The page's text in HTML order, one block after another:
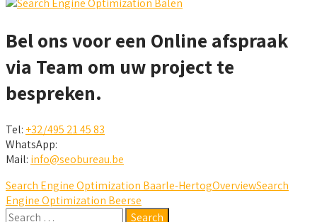
Bel ons voor een Online afspraak
via Team om uw project te
bespreken.
Tel: +32/495 21 45 83
WhatsApp:
Mail: info@seobureau.be
Search Engine Optimization Baarle-HertogOverviewSearch
Engine Optimization Beerse